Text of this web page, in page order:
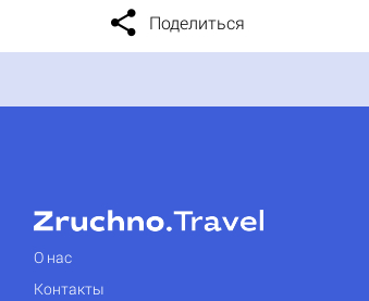
Поделиться
О нас
Контакты